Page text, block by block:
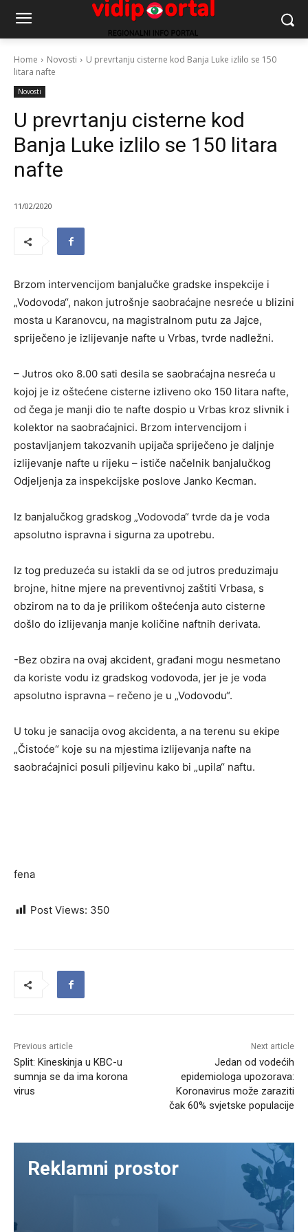
Home Novosti
U prevrtanju cisterne kod Banja Luke izlilo se 150
litara nafte
Novosti
U prevrtanju cisterne kod
Banja Luke izlilo se 150 litara
nafte
11/02/2020
Brzom intervencijom banjalučke gradske inspekcije i
„Vodovoda“, nakon jutrošnje saobraćajne nesreće u blizini
mosta u Karanovcu, na magistralnom putu za Jajce,
spriječeno je izlijevanje nafte u Vrbas, tvrde nadležni.
– Jutros oko 8.00 sati desila se saobraćajna nesreća u
kojoj je iz oštećene cisterne izliveno oko 150 litara nafte,
od čega je manji dio te nafte dospio u Vrbas kroz slivnik i
kolektor na saobraćajnici. Brzom intervencijom i
postavljanjem takozvanih upijača spriječeno je daljnje
izlijevanje nafte u rijeku – ističe načelnik banjalučkog
Odjeljenja za inspekcijske poslove Janko Kecman.
Iz banjalučkog gradskog „Vodovoda“ tvrde da je voda
apsolutno ispravna i sigurna za upotrebu.
Iz tog preduzeća su istakli da se od jutros preduzimaju
brojne, hitne mjere na preventivnoj zaštiti Vrbasa, s
obzirom na to da je prilikom oštećenja auto cisterne
došlo do izlijevanja manje količine naftnih derivata.
-Bez obzira na ovaj akcident, građani mogu nesmetano
da koriste vodu iz gradskog vodovoda, jer je je voda
apsolutno ispravna – rečeno je u „Vodovodu“.
U toku je sanacija ovog akcidenta, a na terenu su ekipe
„Čistoće“ koje su na mjestima izlijevanja nafte na
saobraćajnici posuli piljevinu kako bi „upila“ naftu.
fena
Post Views: 350
Previous article
Split: Kineskinja u KBC-u
sumnja se da ima korona
virus
Next article
Jedan od vodećih
epidemiologa upozorava:
Koronavirus može zaraziti
čak 60% svjetske populacije
Reklamni prostor